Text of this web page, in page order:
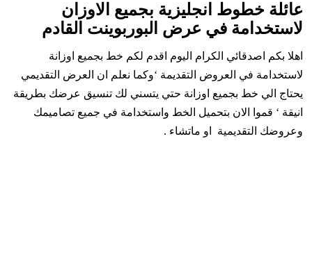
عائلة خطوط انجليزية بجميع الاوزان
لاستخدامة في عرض البوربوينت القادم
اهلا بكم اصدقائي الكرام اليوم اقدم لكم خط بجميع اوزانة
لاستخدامة في العروض التقديمة ‘وكما نعلم ان العرض التقديمي
يحتاج الي خط بجميع اوزانة حتي يتسني لك تنسيق عرضك بطريقة
انيقة ‘ قموا الان بتحميل الخط واستخدامة في جميع تصاميمك
وعروضك التقديمية او ماتشاء .